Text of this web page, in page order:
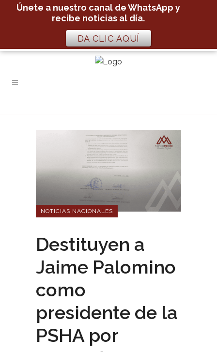
NOTICIAS NACIONALES
Destituyen a
Jaime Palomino
como
presidente de la
PSHA por
Únete a nuestro canal de WhatsApp y
recibe noticias al día.
DA CLIC AQUÍ